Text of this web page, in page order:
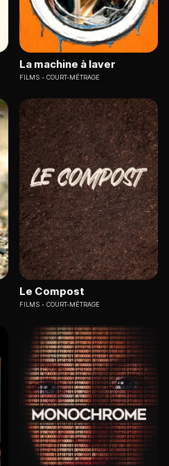
La machine à laver
FILMS COURT-MÉTRAGE
Le Compost
FILMS COURT-MÉTRAGE